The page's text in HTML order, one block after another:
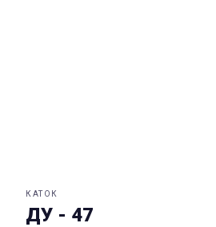
КАТОК
ДУ - 47